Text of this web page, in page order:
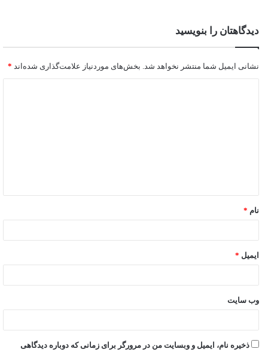
دیدگاهتان را بنویسید
نشانی ایمیل شما منتشر نخواهد شد. بخش‌های موردنیاز علامت‌گذاری شده‌اند *
نام *
ایمیل *
وب‌ سایت
ذخیره نام، ایمیل و وبسایت من در مرورگر برای زمانی که دوباره دیدگاهی